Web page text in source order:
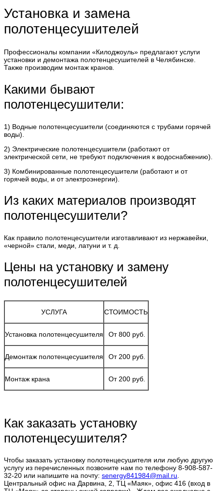
Установка и замена
полотенцесушителей
Профессионалы компании «Килоджоуль» предлагают услуги
установки и демонтажа полотенцесушителей в Челябинске.
Также производим монтаж кранов.
Какими бывают
полотенцесушители:
1) Водные полотенцесушители (соединяются с трубами горячей
воды).
2) Электрические полотенцесушители (работают от
электрической сети, не требуют подключения к водоснабжению).
3) Комбинированные полотенцесушители (работают и от
горячей воды, и от электроэнергии).
Из каких материалов производят
полотенцесушители?
Как правило полотенцесушители изготавливают из нержавейки,
«черной» стали, меди, латуни и т. д.
Цены на установку и замену
полотенцесушителей
УСЛУГА СТОИМОСТЬ
Установка полотенцесушителя От 800 руб.
Демонтаж полотенцесушителя От 200 руб.
Монтаж крана От 200 руб.
Как заказать установку
полотенцесушителя?
Чтобы заказать установку полотенцесушителя или любую другую
услугу из перечисленных позвоните нам по телефону 8-908-587-
32-20 или напишите на почту: senergy841984@mail.ru
Центральный офис на Дарвина, 2, ТЦ «Маяк», офис 416 (вход в